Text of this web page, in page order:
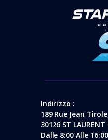
Indirizzo :
189 Rue Jean Tirole,
30126 ST LAURENT
Dalle 8:00 Alle